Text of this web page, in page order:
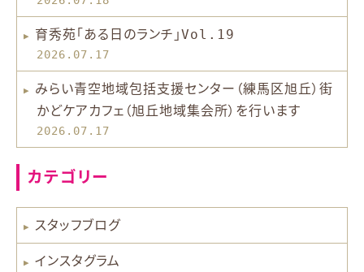
育秀苑「ある日のランチ」Vol.19
2026.07.17
みらい青空地域包括支援センター（練馬区旭丘）街
かどケアカフェ（旭丘地域集会所）を行います
2026.07.17
カテゴリー
スタッフブログ
インスタグラム